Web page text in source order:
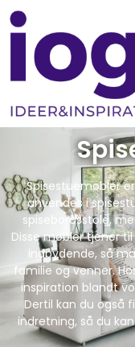
Spisestuemøbler
anvendes i
spisebordsstole,
Disse møbler tjener
indbydende, så
familie og venner.
inspiration blandt
Dertil kan du også
indretning, så du